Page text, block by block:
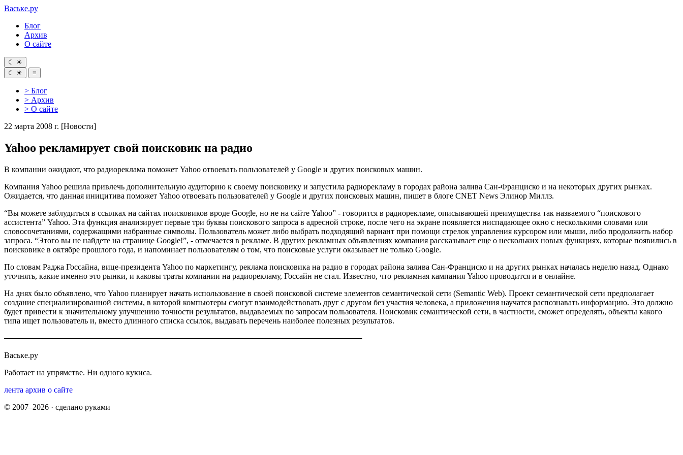
Ваське.ру
Блог
Архив
О сайте
☾
☀
☾
☀ ≡
> Блог
> Архив
> О сайте
22 марта 2008 г. [Новости]
Yahoo рекламирует свой поисковик на радио
В компании ожидают, что радиореклама поможет Yahoo отвоевать пользователей у Google и других поисковых машин.
Компания Yahoo решила привлечь дополнительную аудиторию к своему поисковику и запустила радиорекламу в городах района залива Сан-Франциско и на некоторых других рынках.
Ожидается, что данная иницитива поможет Yahoo отвоевать пользователей у Google и других поисковых машин, пишет в блоге CNET News Элинор Миллз.
“Вы можете заблудиться в ссылках на сайтах поисковиков вроде Google, но не на сайте Yahoo” - говорится в радиорекламе, описывающей преимущества так назваемого “поискового
ассистента” Yahoo. Эта функция анализирует первые три буквы поискового запроса в адресной строке, после чего на экране появляется ниспадающее окно с несколькими словами или
словосочетаниями, содержащими набранные символы. Пользователь может либо выбрать подходящий вариант при помощи стрелок управления курсором или мыши, либо продолжить набор
запроса. “Этого вы не найдете на странице Google!”, - отмечается в рекламе. В других рекламных объявлениях компания рассказывает еще о нескольких новых функциях, которые появились в
поисковике в октябре прошлого года, и напоминает пользователям о том, что поисковые услуги оказывает не только Google.
По словам Раджа Госсайна, вице-президента Yahoo по маркетингу, реклама поисковика на радио в городах района залива Сан-Франциско и на других рынках началась неделю назад. Однако
уточнять, какие именно это рынки, и каковы траты компании на радиорекламу, Госсайн не стал. Известно, что рекламная кампания Yahoo проводится и в онлайне.
На днях было объявлено, что Yahoo планирует начать использование в своей поисковой системе элементов семантической сети (Semantic Web). Проект семантической сети предполагает
создание специализированной системы, в которой компьютеры смогут взаимодействовать друг с другом без участия человека, а приложения научатся распознавать информацию. Это должно
будет привести к значительному улучшению точности результатов, выдаваемых по запросам пользователя. Поисковик семантической сети, в частности, сможет определять, объекты какого
типа ищет пользователь и, вместо длинного списка ссылок, выдавать перечень наиболее полезных результатов.
────────────────────────────────────────────────────────────────
Ваське.ру
Работает на упрямстве. Ни одного кукиса.
лента архив о сайте
© 2007–2026 · сделано руками